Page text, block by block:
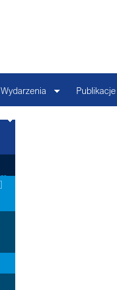
Wydarzenia Publikacje